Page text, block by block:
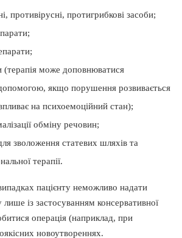
противірусні, протигрибкові засоби;
(терапія може доповнюватися
якщо порушення розвивається
на психоемоційний стан);
обміну речовин;
зволоження статевих шляхів та
терапії.
пацієнту неможливо надати
із застосуванням консервативної
операція (наприклад, при
новоутвореннях.